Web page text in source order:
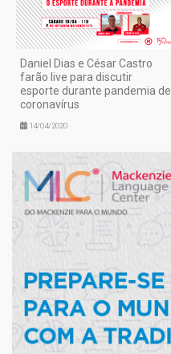
Daniel Dias e César Castro
farão live para discutir
esporte durante pandemia de
coronavírus
14/04/2020